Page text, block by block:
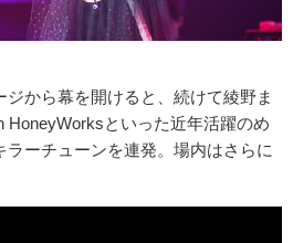
から幕を開けると、続けて綾野ま
HoneyWorksといった近年活躍のめ
ラーチューンを連発。場内はさらに